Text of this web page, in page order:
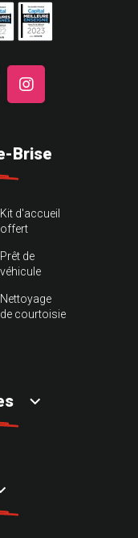
Brise
Kit d'accueil
offert
Prêt de
véhicule
Nettoyage
de courtoisie